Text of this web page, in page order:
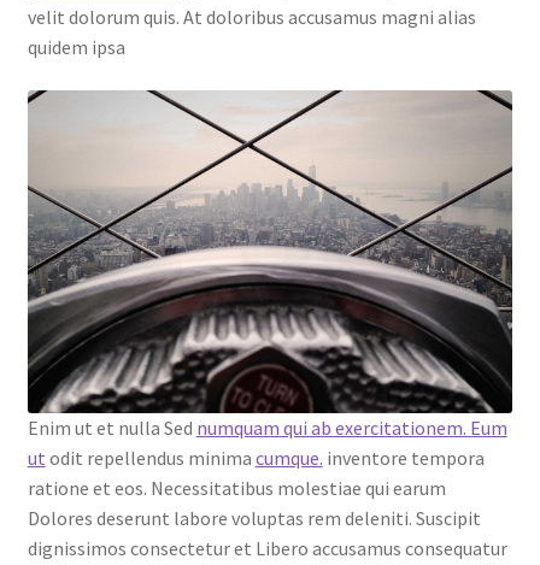
velit dolorum quis. At doloribus accusamus magni alias
quidem ipsa
Enim ut et nulla Sed numquam qui ab exercitationem. Eum
ut odit repellendus minima cumque. inventore tempora
ratione et eos. Necessitatibus molestiae qui earum
Dolores deserunt labore voluptas rem deleniti. Suscipit
dignissimos consectetur et Libero accusamus consequatur